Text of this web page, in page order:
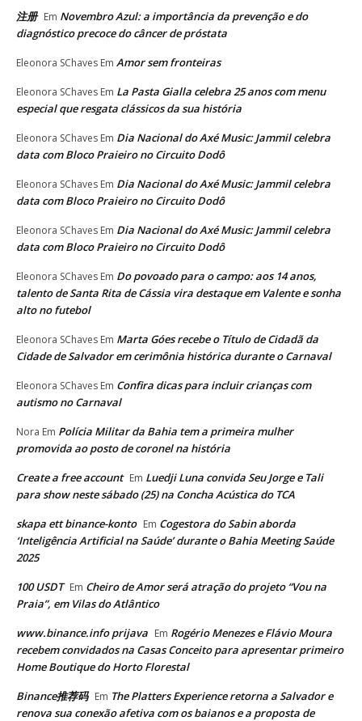
注册 Em Novembro Azul: a importância da prevenção e do
diagnóstico precoce do câncer de próstata
Eleonora SChaves Em Amor sem fronteiras
Eleonora SChaves Em La Pasta Gialla celebra 25 anos com menu
especial que resgata clássicos da sua história
Eleonora SChaves Em Dia Nacional do Axé Music: Jammil celebra
data com Bloco Praieiro no Circuito Dodô
Eleonora SChaves Em Dia Nacional do Axé Music: Jammil celebra
data com Bloco Praieiro no Circuito Dodô
Eleonora SChaves Em Dia Nacional do Axé Music: Jammil celebra
data com Bloco Praieiro no Circuito Dodô
Eleonora SChaves Em Do povoado para o campo: aos 14 anos,
talento de Santa Rita de Cássia vira destaque em Valente e sonha
alto no futebol
Eleonora SChaves Em Marta Góes recebe o Título de Cidadã da
Cidade de Salvador em cerimônia histórica durante o Carnaval
Eleonora SChaves Em Confira dicas para incluir crianças com
autismo no Carnaval
Nora Em Polícia Militar da Bahia tem a primeira mulher
promovida ao posto de coronel na história
Create a free account Em Luedji Luna convida Seu Jorge e Tali
para show neste sábado (25) na Concha Acústica do TCA
skapa ett binance-konto Em Cogestora do Sabin aborda
‘Inteligência Artificial na Saúde’ durante o Bahia Meeting Saúde
2025
100 USDT Em Cheiro de Amor será atração do projeto “Vou na
Praia”, em Vilas do Atlântico
www.binance.info prijava Em Rogério Menezes e Flávio Moura
recebem convidados na Casas Conceito para apresentar primeiro
Home Boutique do Horto Florestal
Binance推荐码 Em The Platters Experience retorna a Salvador e
renova sua conexão afetiva com os baianos e a proposta de